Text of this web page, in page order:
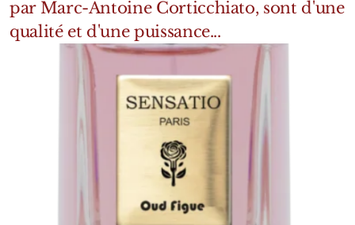
par Marc-Antoine Corticchiato, sont d'une
qualité et d'une puissance...